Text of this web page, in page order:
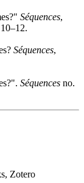
Séquences,
Séquences,
Séquences no.
Zotero